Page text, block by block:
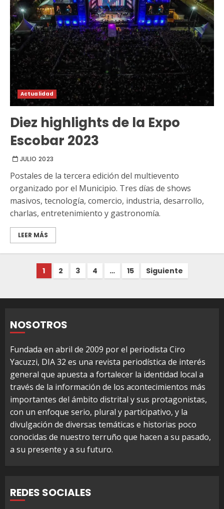
Actualidad
Diez highlights de la Expo
Escobar 2023
JULIO 2023
Postales de la tercera edición del multievento
organizado por el Municipio. Tres días de shows
masivos, tecnología, comercio, industria, desarrollo,
charlas, entretenimiento y gastronomía.
LEER MÁS
Paginación
entradas
1 2 3 4 … 15 Siguiente
NOSOTROS
Fundada en abril de 2009 por el periodista Ciro
Yacuzzi, DIA 32 es una revista periodística de interés
general que apuesta a fortalecer la identidad local a
través de la información de los acontecimientos más
importantes del ámbito distrital y sus protagonistas,
con un enfoque serio, plural y participativo, y la
divulgación de diversas temáticas e historias poco
conocidas de nuestro terruño que hacen a su pasado,
a su presente y a su futuro.
REDES SOCIALES